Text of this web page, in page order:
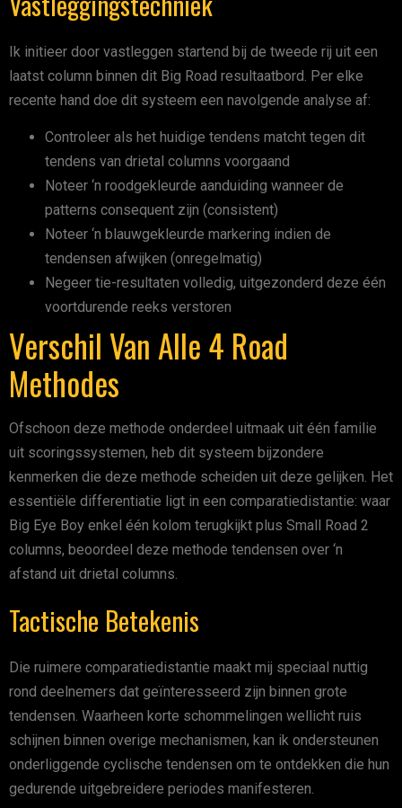
Ik initieer door vastleggen startend bij de tweede rij uit een
laatst column binnen dit Big Road resultaatbord. Per elke
recente hand doe dit systeem een navolgende analyse af:
Controleer als het huidige tendens matcht tegen dit
tendens van drietal columns voorgaand
Noteer ‘n roodgekleurde aanduiding wanneer de
patterns consequent zijn (consistent)
Noteer ‘n blauwgekleurde markering indien de
tendensen afwijken (onregelmatig)
Negeer tie-resultaten volledig, uitgezonderd deze één
voortdurende reeks verstoren
Verschil Van Alle 4 Road
Methodes
Ofschoon deze methode onderdeel uitmaak uit één familie
uit scoringssystemen, heb dit systeem bijzondere
kenmerken die deze methode scheiden uit deze gelijken. Het
essentiële differentiatie ligt in een comparatiedistantie: waar
Big Eye Boy enkel één kolom terugkijkt plus Small Road 2
columns, beoordeel deze methode tendensen over ‘n
afstand uit drietal columns.
Tactische Betekenis
Die ruimere comparatiedistantie maakt mij speciaal nuttig
rond deelnemers dat geïnteresseerd zijn binnen grote
tendensen. Waarheen korte schommelingen wellicht ruis
schijnen binnen overige mechanismen, kan ik ondersteunen
onderliggende cyclische tendensen om te ontdekken die hun
gedurende uitgebreidere periodes manifesteren.